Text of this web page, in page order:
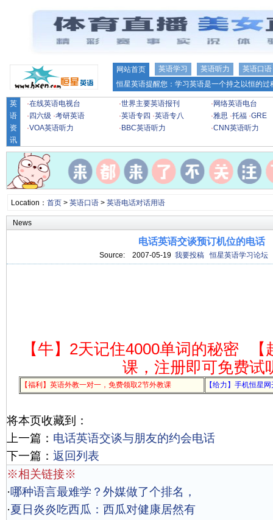
网站首页 英语学习 英语听力
英语口语
恒星英语提醒您：学习英语是一个持之以恒的
英
语
资
讯
·在线英语电视台 ·世界主要英语报刊 · 网络英语电台
· 四六级 ·考研英语 ·英语专四 ·英语专八 ·雅思 ·托福 ·GRE
·VOA英语听力 · BBC英语听力 ·CNN英语听力
Location： 首页> 英语口语> 英语电话对话用语
News
电话英语交谈预订机位的电话
Source: 2007-05-19 我要投稿 恒星英语学习论坛
【牛】2天记住4000单词的秘密
课，注册即可免费试
【福利】英语外教一对一，免费领取2节外教课 【给力】手机恒星
将本页收藏到：
上一篇： 电话英语交谈与朋友的约会电话
下一篇： 返回列表
※相关链接※
·哪种语言最难学？外媒做了个排名，
·夏日炎炎吃西瓜：西瓜对健康居然有